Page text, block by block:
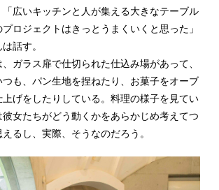
広いキッチンと人が集える大きなテーブル
ロジェクトはきっとうまくいくと思った」
話す。
ガラス扉で仕切られた仕込み場があって、
も、パン生地を捏ねたり、お菓子をオーブ
上げをしたりしている。料理の様子を見てい
女たちがどう動くかをあらかじめ考えてつ
るし、実際、そうなのだろう。